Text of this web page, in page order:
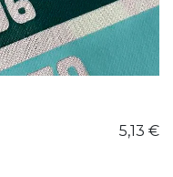
5,13 €